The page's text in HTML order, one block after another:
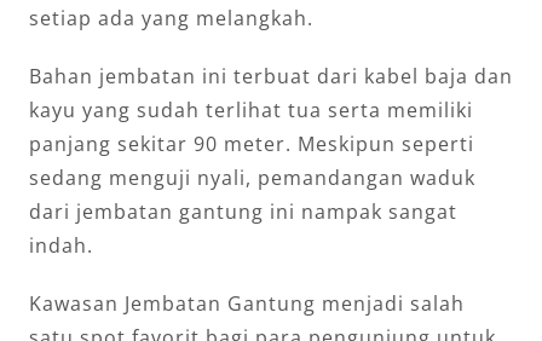
setiap ada yang melangkah.
Bahan jembatan ini terbuat dari kabel baja dan
kayu yang sudah terlihat tua serta memiliki
panjang sekitar 90 meter. Meskipun seperti
sedang menguji nyali, pemandangan waduk
dari jembatan gantung ini nampak sangat
indah.
Kawasan Jembatan Gantung menjadi salah